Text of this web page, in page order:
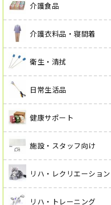
介護食品
介護衣料品・寝間着
衛生・清拭
日常生活品
健康サポート
施設・スタッフ向け
リハ・レクリエーション
リハ・トレーニング